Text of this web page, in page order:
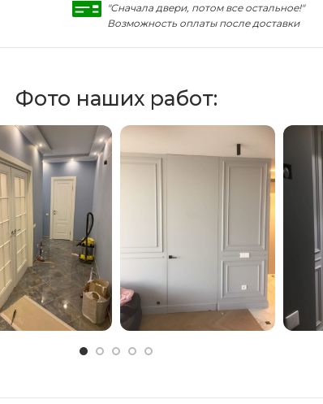
"Сначала двери, потом все остальное!"
Возможность оплаты после доставки
Фото наших работ: